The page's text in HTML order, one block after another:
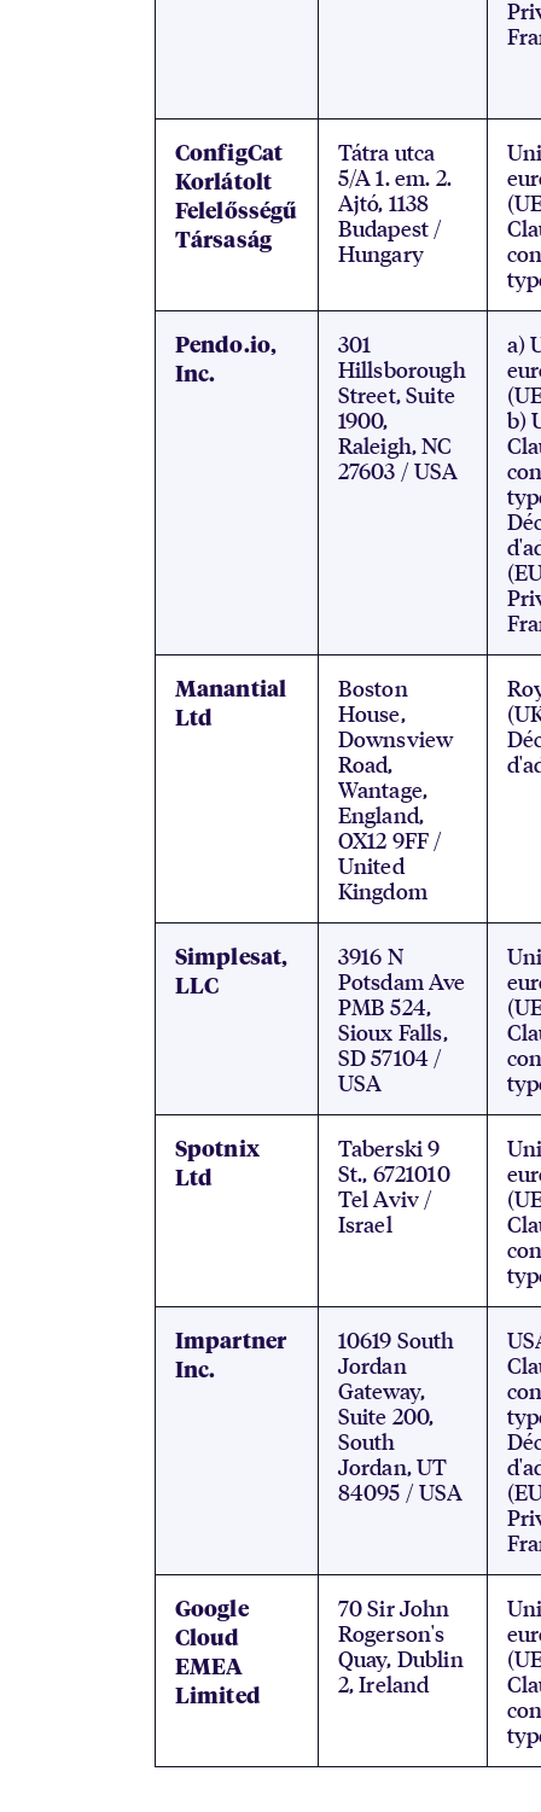
ConfigCat
Korlátolt
Felelősségű
Társaság
Tátra utca
5/A 1. em. 2.
Ajtó, 1138
Budapest /
Hungary
Pendo.io,
Inc.
301
Hillsborough
Street, Suite
1900,
Raleigh, NC
27603 / USA
a)
b)
Manantial
Ltd
Boston
House,
Downsview
Road,
Wantage,
England,
OX12 9FF /
United
Kingdom
Simplesat,
LLC
3916 N
Potsdam Ave
PMB 524,
Sioux Falls,
SD 57104 /
USA
Spotnix
Ltd
Taberski 9
St., 6721010
Tel Aviv /
Israel
Impartner
Inc.
10619 South
Jordan
Gateway,
Suite 200,
South
Jordan, UT
84095 / USA
Google
Cloud
EMEA
Limited
70 Sir John
Rogerson's
Quay, Dublin
2, Ireland